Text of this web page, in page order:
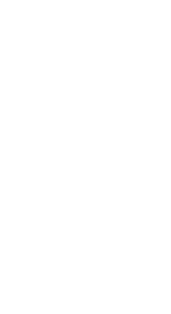
ΔΙΕΞΑΓΩΓΗΣ ΕΞΕΤΑΣΕΩΝ
ΕΞΕΤΑΣΕΙΣ
& ΥΠΟΔΟΜΕΣ